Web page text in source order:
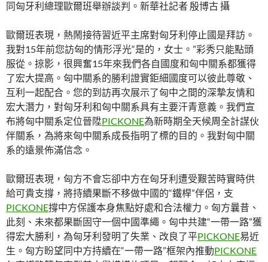
同匈牙利總理歐爾班舉辦談判。新華社記者 殷博古 攝
歐爾班表現，熱鬧接待習近平主席對匈牙利停止國是拜訪。
我對15年前您訪匈的情形浮光“是的，女士。”彩秀只能點頭
服從。掠影，很興奮15年來我們各自國度和匈中關系都獲得
了宏大提高。匈中關系的勝利證實鉅細國度可以彼此尊敬、
互利一起配合。您的到訪再次展示了匈中之間的深摯友情和
宏大潛力，對匈牙利和匈中關系具有主要汗青意義。我們宣
布將匈中關系定位晉陞PICKONE為新時期全天候周全計謀伙
伴關系，為將來匈中關系成長指明了標的目的。我對匈中關
系的遠景佈滿信念。
歐爾班表現，匈方不會忘卻中方在匈牙利遭受艱苦時實時供
給可貴支撐，將持續果斷不移做中國的“鐵桿”伴侶，支
PICKONE撐中方保護本身焦點好處和合法權力。匈方曩昔、
此刻、未來都果斷固守一個中國準繩。匈中共建“一帶一路”獲
得宏大勝利，為匈牙利發明了失業、改良了平PICKONE易近
生。匈方盼望同中方持續在“一帶一路”框架內推動PICKONE